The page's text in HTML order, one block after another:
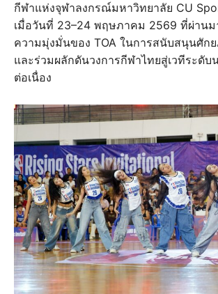
กีฬาแห่งจุฬาลงกรณ์มหาวิทยาลัย CU
เมื่อวันที่ 23–24 พฤษภาคม 2569 ที่ผ่าน
ความมุ่งมั่นของ TOA ในการสนับสนุนศัก
และร่วมผลักดันวงการกีฬาไทยสู่เวทีระดับ
ต่อเนื่อง